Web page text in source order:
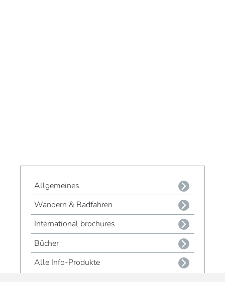
Allgemeines
Wandern & Radfahren
International brochures
Bücher
Alle Info-Produkte